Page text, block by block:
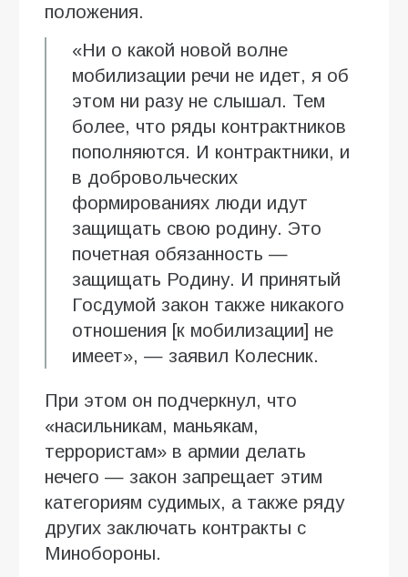
положения.
«Ни о какой новой волне
мобилизации речи не идет, я об
этом ни разу не слышал. Тем
более, что ряды контрактников
пополняются. И контрактники, и
в добровольческих
формированиях люди идут
защищать свою родину. Это
почетная обязанность —
защищать Родину. И принятый
Госдумой закон также никакого
отношения [к мобилизации] не
имеет», — заявил Колесник.
При этом он подчеркнул, что
«насильникам, маньякам,
террористам» в армии делать
нечего — закон запрещает этим
категориям судимых, а также ряду
других заключать контракты с
Минобороны.